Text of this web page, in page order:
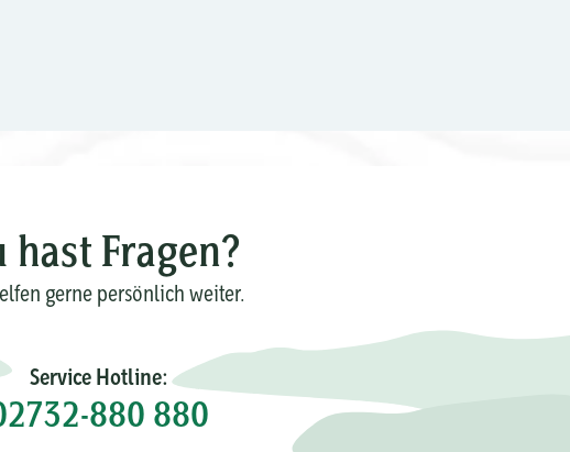
hast Fragen?
gerne persönlich weiter.
Service Hotline:
880 880